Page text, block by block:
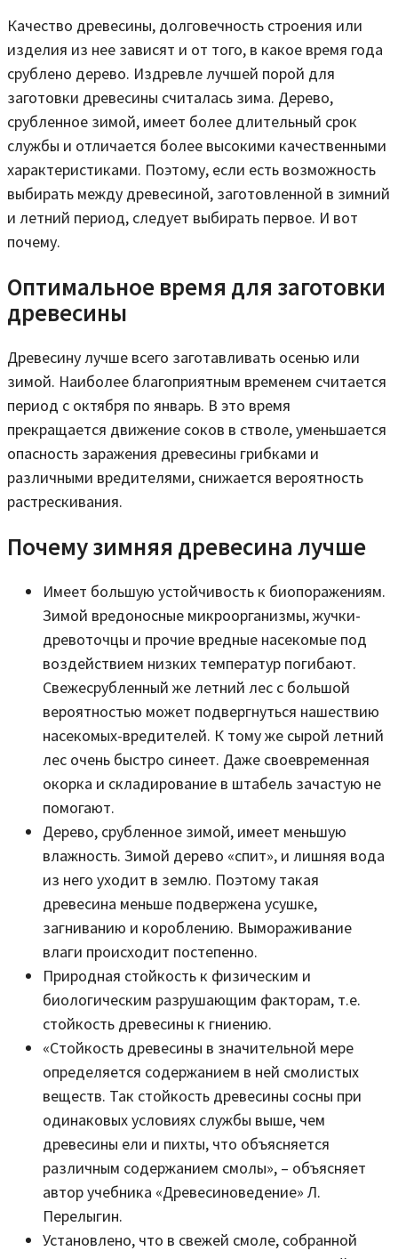
Качество древесины, долговечность строения или
изделия из нее зависят и от того, в какое время года
срублено дерево. Издревле лучшей порой для
заготовки древесины считалась зима. Дерево,
срубленное зимой, имеет более длительный срок
службы и отличается более высокими качественными
характеристиками. Поэтому, если есть возможность
выбирать между древесиной, заготовленной в зимний
и летний период, следует выбирать первое. И вот
почему.
Оптимальное время для заготовки
древесины
Древесину лучше всего заготавливать осенью или
зимой. Наиболее благоприятным временем считается
период с октября по январь. В это время
прекращается движение соков в стволе, уменьшается
опасность заражения древесины грибками и
различными вредителями, снижается вероятность
растрескивания.
Почему зимняя древесина лучше
Имеет большую устойчивость к биопоражениям.
Зимой вредоносные микроорганизмы, жучки-
древоточцы и прочие вредные насекомые под
воздействием низких температур погибают.
Свежесрубленный же летний лес с большой
вероятностью может подвергнуться нашествию
насекомых-вредителей. К тому же сырой летний
лес очень быстро синеет. Даже своевременная
окорка и складирование в штабель зачастую не
помогают.
Дерево, срубленное зимой, имеет меньшую
влажность. Зимой дерево «спит», и лишняя вода
из него уходит в землю. Поэтому такая
древесина меньше подвержена усушке,
загниванию и короблению. Вымораживание
влаги происходит постепенно.
Природная стойкость к физическим и
биологическим разрушающим факторам, т.е.
стойкость древесины к гниению.
«Стойкость древесины в значительной мере
определяется содержанием в ней смолистых
веществ. Так стойкость древесины сосны при
одинаковых условиях службы выше, чем
древесины ели и пихты, что объясняется
различным содержанием смолы», – объясняет
автор учебника «Древесиноведение» Л.
Перелыгин.
Установлено, что в свежей смоле, собранной